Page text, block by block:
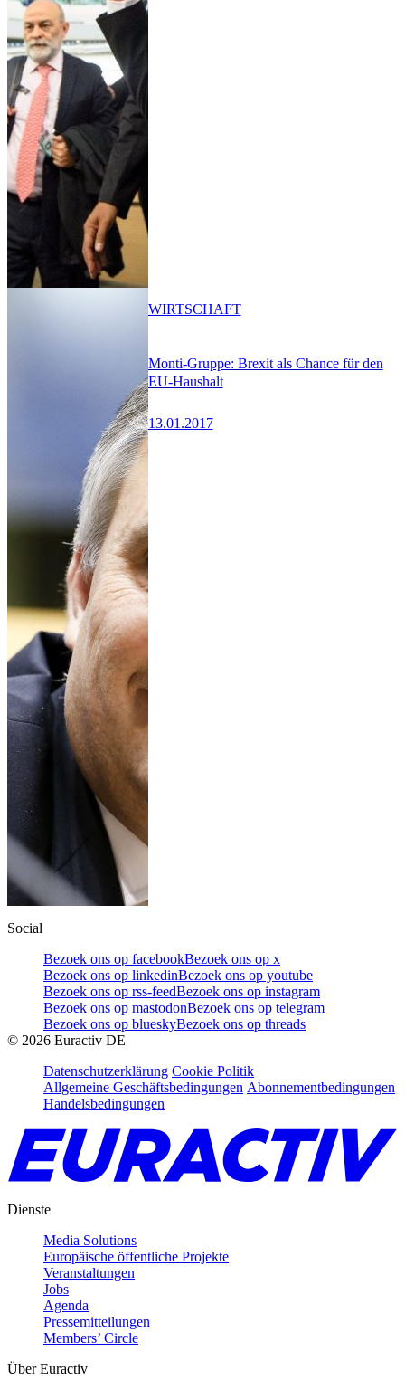
Monti-Gruppe: Brexit als Chance für den
EU-Haushalt
13.01.2017
WIRTSCHAFT
Social
Bezoek ons op facebookBezoek ons op x
Bezoek ons op linkedinBezoek ons op youtube
Bezoek ons op rss-feedBezoek ons op instagram
Bezoek ons op mastodonBezoek ons op telegram
Bezoek ons op blueskyBezoek ons op threads
© 2026 Euractiv DE
Datenschutzerklärung Cookie Politik
Allgemeine Geschäftsbedingungen Abonnementbedingungen
Handelsbedingungen
Dienste
Media Solutions
Europäische öffentliche Projekte
Veranstaltungen
Jobs
Agenda
Pressemitteilungen
Members’ Circle
Über Euractiv